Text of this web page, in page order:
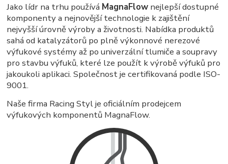
Jako lídr na trhu používá MagnaFlow nejlepší dostupné
komponenty a nejnovější technologie k zajištění
nejvyšší úrovně výroby a životnosti. Nabídka produktů
sahá od katalyzátorů po plně výkonnové nerezové
výfukové systémy až po univerzální tlumiče a soupravy
pro stavbu výfuků, které lze použít k výrobě výfuků pro
jakoukoli aplikaci. Společnost je certifikovaná podle ISO-
9001.
Naše firma Racing Styl je oficiálním prodejcem
výfukových komponentů MagnaFlow.